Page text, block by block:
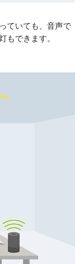
ていても、音声で
もできます。